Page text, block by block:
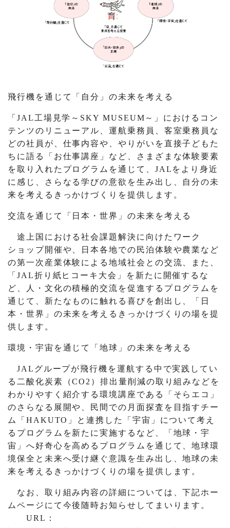
飛行機を通じて「自分」の未来を考える
「JAL工場見学～SKY MUSEUM～」におけるコン
テンツのリニューアル、運航乗務員、客室乗務員な
どの社員が、仕事内容や、やりがいを直接子どもた
ちに語る「お仕事講座」など、さまざまな体験要素
を取り入れたプログラムを通じて、JALをより身近
に感じ、さらなる学びの意欲を生み出し、自分の未
来を考えるきっかけづくりを提供します。
交流を通じて「日本・世界」の未来を考える
途上国における社会課題解決に向けたワーク
ショップ開催や、日本各地での民泊体験や農業など
の第一次産業体験による地域社会との交流、また、
「JAL折り紙ヒコーキ大会」を新たに開催するな
ど、人・文化の積極的交流を促進するプログラムを
通じて、新たなものに触れる喜びを創出し、「日
本・世界」の未来を考えるきっかけづくりの場を提
供します。
環境・宇宙を通じて「地球」の未来を考える
JALグループが飛行機を運航する中で実践してい
る二酸化炭素（CO2）排出量削減の取り組みなどを
わかりやすく紹介する環境講座である「そらエコ」
のさらなる展開や、民間での月面探査を目指すチー
ム「HAKUTO」と連携した「宇宙」について考え
るプログラムを新たに実施するなど、「地球・宇
宙」へ好奇心を高めるプログラムを通じて、地球環
境保全と未来へ受け継ぐ意識を生み出し、地球の未
来を考えるきっかけづくりの場を提供します。
なお、取り組み内容の詳細については、下記ホー
ムページにて今後随時お知らせしてまいります。
URL：